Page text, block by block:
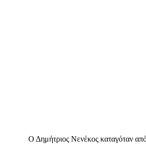
Ο Δημήτριος Νενέκος καταγόταν